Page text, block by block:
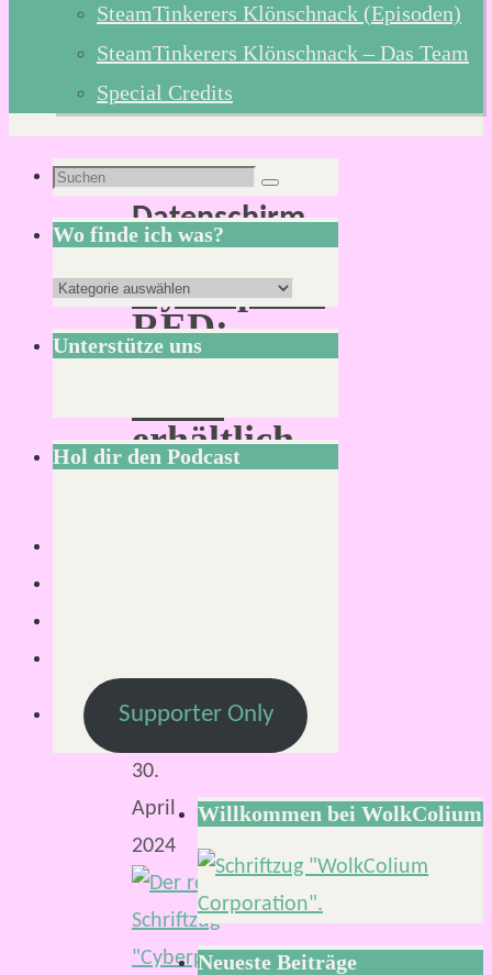
SteamTinkerers Klönschnack (Episoden)
SteamTinkerers Klönschnack – Das Team
Special Credits
Schlagwort:
Datenschirm
Cyberpunk
RED:
Neue
erhältlich
30.
April
2024
Suchen
nach:
Suchen
Wo finde ich was?
Wo
finde
ich
Unterstütze uns
Hol dir den Podcast
Supporter Only
Willkommen bei WolkColium
Neueste Beiträge